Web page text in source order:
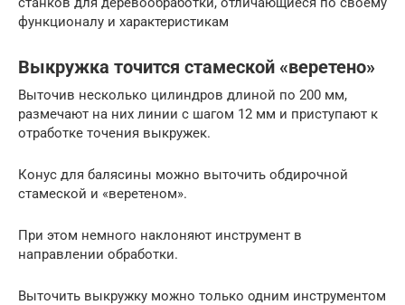
функционалу и характеристикам
Выкружка точится стамеской «веретено»
Выточив несколько цилиндров длиной по 200 мм,
размечают на них линии с шагом 12 мм и приступают к
отработке точения выкружек.
Конус для балясины можно выточить обдирочной
стамеской и «веретеном».
При этом немного наклоняют инструмент в
направлении обработки.
Выточить выкружку можно только одним инструментом